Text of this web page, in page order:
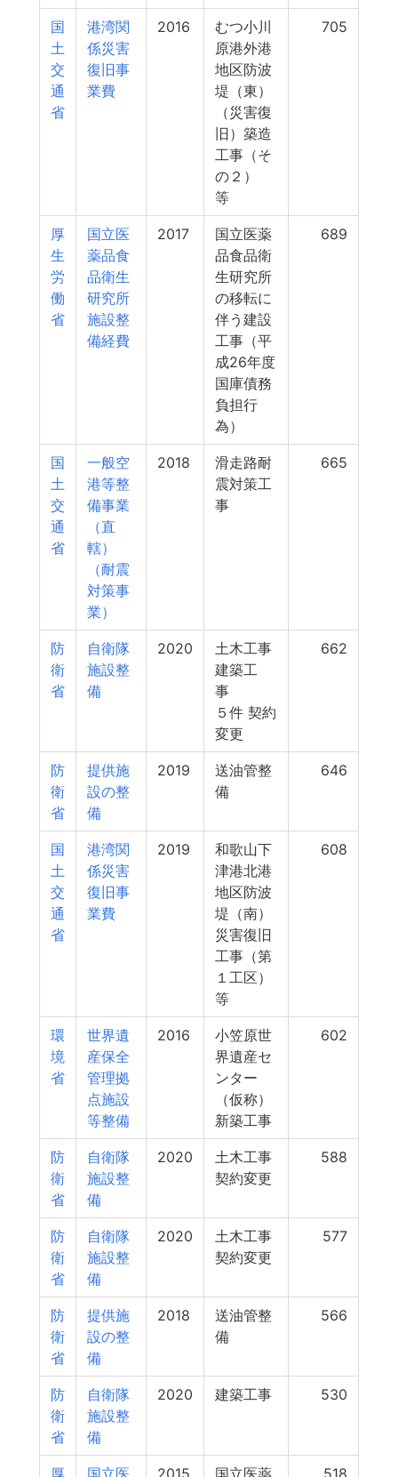
国
土
交
通
省
港湾関
係災害
復旧事
業費
2016
むつ小川
原港外港
地区防波
堤（東）
（災害復
旧）築造
工事（そ
の２）
等
705
厚
生
労
働
省
国立医
薬品食
品衛生
研究所
施設整
備経費
2017
国立医薬
品食品衛
生研究所
の移転に
伴う建設
工事（平
成26年度
国庫債務
負担行
為）
689
国
土
交
通
省
一般空
港等整
備事業
（直
轄）
（耐震
対策事
業）
2018
滑走路耐
震対策工
事
665
防
衛
省
自衛隊
施設整
備
2020
土木工事
建築工
事
５件 契約
変更
662
防
衛
省
提供施
設の整
備
2019
送油管整
備
646
国
土
交
通
省
港湾関
係災害
復旧事
業費
2019
和歌山下
津港北港
地区防波
堤（南）
災害復旧
工事（第
１工区）
等
608
環
境
省
世界遺
産保全
管理拠
点施設
等整備
2016
小笠原世
界遺産セ
ンター
（仮称）
新築工事
602
防
衛
省
自衛隊
施設整
備
2020
土木工事
契約変更
588
防
衛
省
自衛隊
施設整
備
2020
土木工事
契約変更
577
防
衛
省
提供施
設の整
備
2018
送油管整
備
566
防
衛
省
自衛隊
施設整
備
2020 建築工事 530
厚 国立医 2015 国立医薬 518